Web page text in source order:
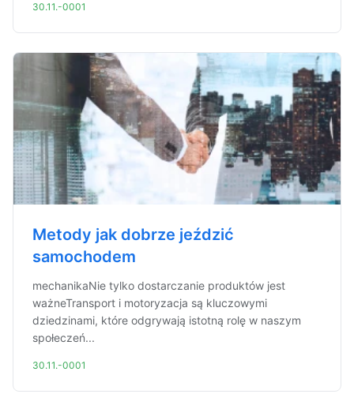
30.11.-0001
Metody jak dobrze jeździć
samochodem
mechanikaNie tylko dostarczanie produktów jest
ważneTransport i motoryzacja są kluczowymi
dziedzinami, które odgrywają istotną rolę w naszym
społeczeń...
30.11.-0001